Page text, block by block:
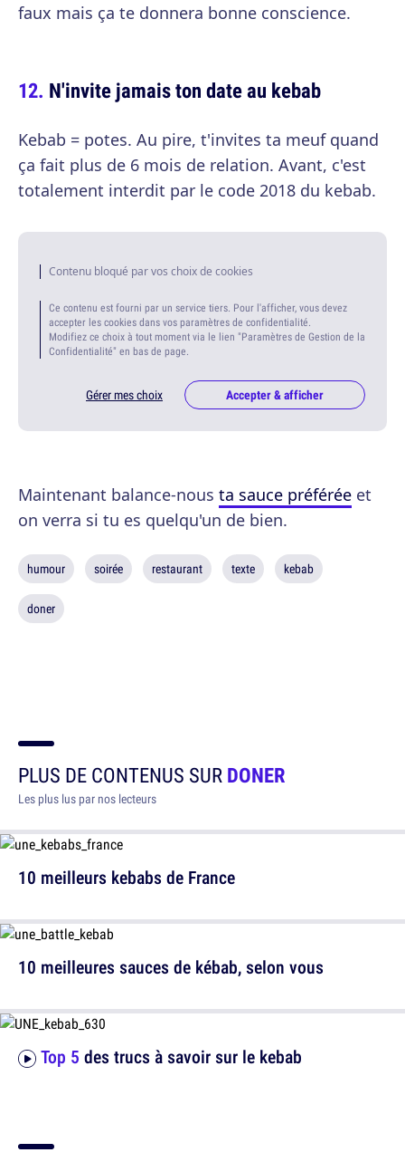
faux mais ça te donnera bonne conscience.
N'invite jamais ton date au kebab
Kebab = potes. Au pire, t'invites ta meuf quand
ça fait plus de 6 mois de relation. Avant, c'est
totalement interdit par le code 2018 du kebab.
Contenu bloqué par vos choix de cookies
Ce contenu est fourni par un service tiers. Pour l'afficher, vous devez
accepter les cookies dans vos paramètres de confidentialité.
Modifiez ce choix à tout moment via le lien "Paramètres de Gestion de la
Confidentialité" en bas de page.
Gérer mes choix Accepter & afficher
Maintenant balance-nous ta sauce préférée et
on verra si tu es quelqu'un de bien.
humour soirée restaurant texte kebab
doner
PLUS DE CONTENUS SURDONER
Les plus lus par nos lecteurs
10 meilleurs kebabs de France
10 meilleures sauces de kébab, selon vous
Top 5 des trucs à savoir sur le kebab